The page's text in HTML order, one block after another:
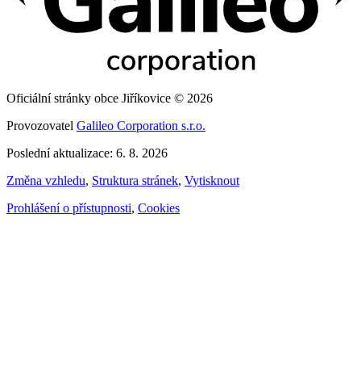
Oficiální stránky obce Jiříkovice © 2026
Provozovatel Galileo Corporation s.r.o.
Poslední aktualizace: 6. 8. 2026
Změna vzhledu, Struktura stránek, Vytisknout
Prohlášení o přístupnosti, Cookies